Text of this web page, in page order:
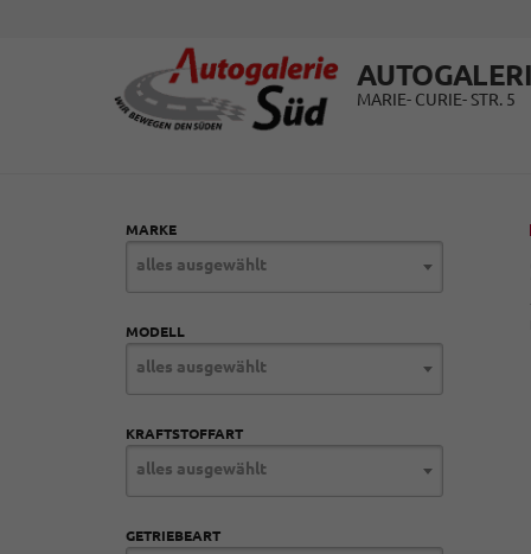
MARIE- CURIE- STR. 5
MARKE
alles ausgewählt
MODELL
alles ausgewählt
KRAFTSTOFFART
alles ausgewählt
GETRIEBEART